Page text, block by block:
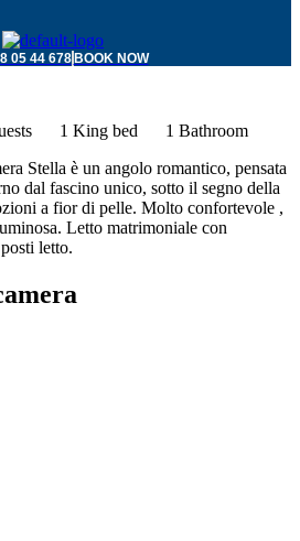
05 44 678 BOOK NOW
1 King bed
1 Bathroom
Stella è un angolo romantico, pensata
dal fascino unico, sotto il segno della
a fior di pelle. Molto confortevole ,
Letto matrimoniale con
letto.